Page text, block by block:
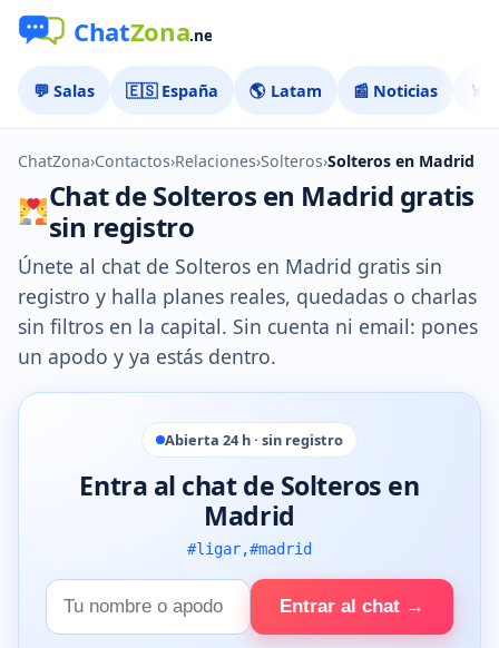
💬 Salas 🇪🇸 España 🌎 Latam 📰 Noticias 🏅
ChatZona›Contactos›Relaciones›Solteros›Solteros en Madrid
Chat de Solteros en Madrid gratis
sin registro
Únete al chat de Solteros en Madrid gratis sin
registro y halla planes reales, quedadas o charlas
sin filtros en la capital. Sin cuenta ni email: pones
un apodo y ya estás dentro.
Abierta 24 h · sin registro
Entra al chat de Solteros en
Madrid
#ligar,#madrid
Tu
nombre
Entrar al chat →